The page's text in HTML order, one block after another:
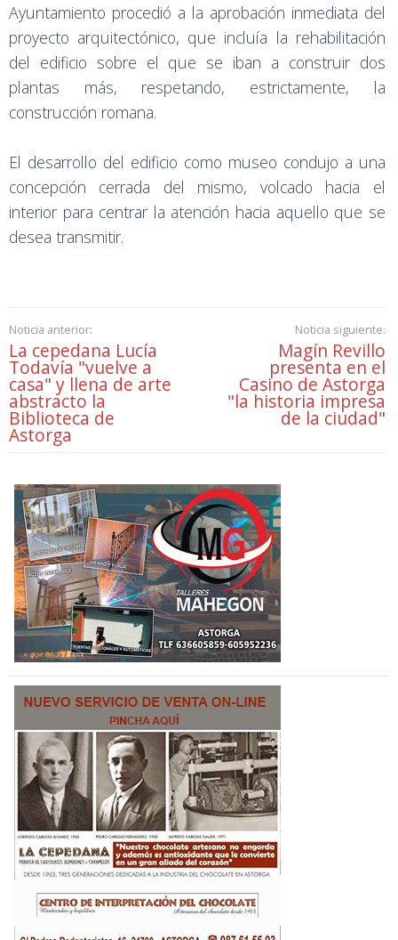
Ayuntamiento procedió a la aprobación inmediata del
proyecto arquitectónico, que incluía la rehabilitación
del edificio sobre el que se iban a construir dos
plantas más, respetando, estrictamente, la
construcción romana.
El desarrollo del edificio como museo condujo a una
concepción cerrada del mismo, volcado hacia el
interior para centrar la atención hacia aquello que se
desea transmitir.
Noticia anterior:
La cepedana Lucía
Todavía "vuelve a
casa" y llena de arte
abstracto la
Biblioteca de
Astorga
Noticia siguiente:
Magín Revillo
presenta en el
Casino de Astorga
"la historia impresa
de la ciudad"